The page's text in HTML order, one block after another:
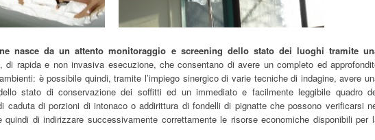
nasce da un attento monitoraggio e screening dello stato dei luoghi tramite
, di rapida e non invasiva esecuzione, che consentano di avere un completo ed
è possibile quindi, tramite l’impiego sinergico di varie tecniche di indagine, avere
stato di conservazione dei soffitti ed un immediato e facilmente leggibile quadro
caduta di porzioni di intonaco o addirittura di fondelli di pignatte che possono verificarsi
quindi di indirizzare successivamente correttamente le risorse economiche disponibili per